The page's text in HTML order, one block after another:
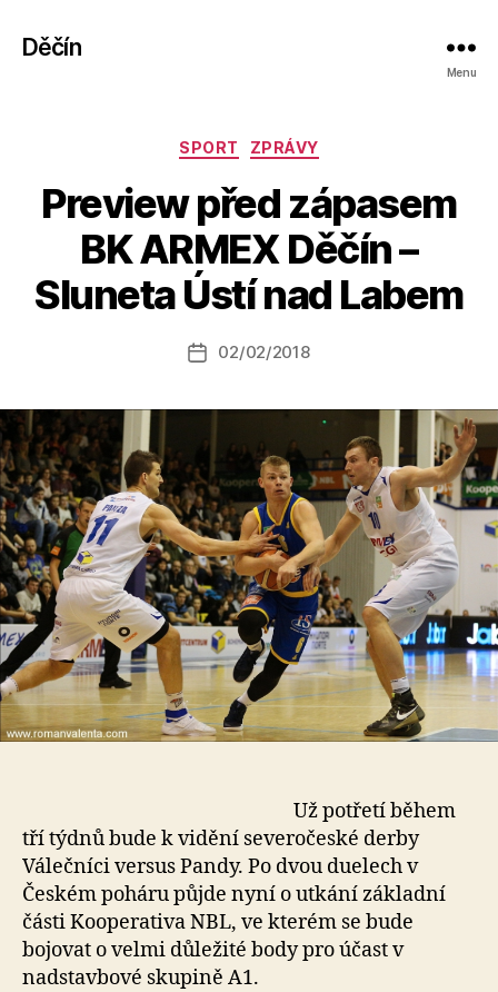
Děčín
Menu
Rubriky
SPORT ZPRÁVY
Preview před zápasem
BK ARMEX Děčín –
Sluneta Ústí nad Labem
Autor
příspěvku
A
u
o
a
o
Datum
02/02/2018
Už potřetí během
tří týdnů bude k vidění severočeské derby
Válečníci versus Pandy. Po dvou duelech v
Českém poháru půjde nyní o utkání základní
části Kooperativa NBL, ve kterém se bude
bojovat o velmi důležité body pro účast v
nadstavbové skupině A1.